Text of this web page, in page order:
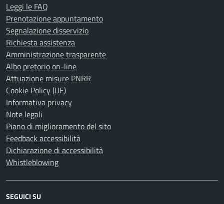
Leggi le FAQ
Prenotazione appuntamento
Segnalazione disservizio
Richiesta assistenza
Amministrazione trasparente
Albo pretorio on-line
Attuazione misure PNRR
Cookie Policy (UE)
Informativa privacy
Note legali
Piano di miglioramento del sito
Feedback accessibilità
Dichiarazione di accessibilità
Whistleblowing
SEGUICI SU